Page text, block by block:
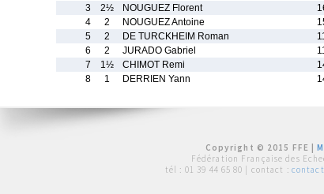
3
2½ NOUGUEZ Florent
4
2 NOUGUEZ Antoine
5
2 DE TURCKHEIM Roman
6
2 JURADO Gabriel
7
1½ CHIMOT Remi
8
1 DERRIEN Yann
Copyright © 2015 FFE |
Fédération Française des
tél : 01 39 44 65 80 | contact :